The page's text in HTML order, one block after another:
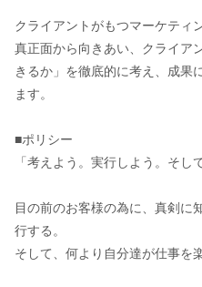
クライアントがもつマーケティ
真正面から向きあい、クライア
きるか」を徹底的に考え、成果
ます。
■ポリシー
「考えよう。実行しよう。そし
目の前のお客様の為に、真剣に
行する。
そして、何より自分達が仕事を